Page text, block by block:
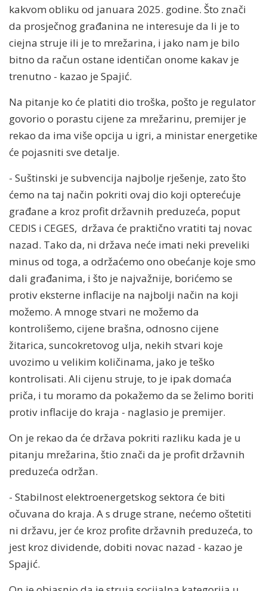
kakvom obliku od januara 2025. godine. Što znači
da prosječnog građanina ne interesuje da li je to
ciejna struje ili je to mrežarina, i jako nam je bilo
bitno da račun ostane identičan onome kakav je
trenutno - kazao je Spajić.
Na pitanje ko će platiti dio troška, pošto je regulator
govorio o porastu cijene za mrežarinu, premijer je
rekao da ima više opcija u igri, a ministar energetike
će pojasniti sve detalje.
- Suštinski je subvencija najbolje rješenje, zato što
ćemo na taj način pokriti ovaj dio koji opterećuje
građane a kroz profit državnih preduzeća, poput
CEDIS i CEGES, država će praktično vratiti taj novac
nazad. Tako da, ni država neće imati neki preveliki
minus od toga, a održaćemo ono obećanje koje smo
dali građanima, i što je najvažnije, borićemo se
protiv eksterne inflacije na najbolji način na koji
možemo. A mnoge stvari ne možemo da
kontrolišemo, cijene brašna, odnosno cijene
žitarica, suncokretovog ulja, nekih stvari koje
uvozimo u velikim količinama, jako je teško
kontrolisati. Ali cijenu struje, to je ipak domaća
priča, i tu moramo da pokažemo da se želimo boriti
protiv inflacije do kraja - naglasio je premijer.
On je rekao da će država pokriti razliku kada je u
pitanju mrežarina, štio znači da je profit državnih
preduzeća održan.
- Stabilnost elektroenergetskog sektora će biti
očuvana do kraja. A s druge strane, nećemo oštetiti
ni državu, jer će kroz profite državnih preduzeća, to
jest kroz dividende, dobiti novac nazad - kazao je
Spajić.